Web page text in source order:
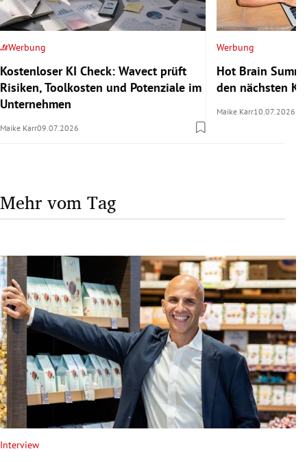
Werbung
Kostenloser KI Check: Wavect prüft
Risiken, Toolkosten und Potenziale im
Unternehmen
Maike Karr09.07.2026
Werbung
Hot Brain
den nächsten
Maike Karr10.07.2026
Mehr vom Tag
Interview